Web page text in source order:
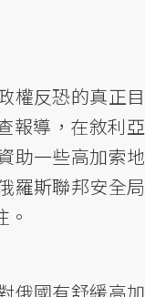
權反恐的真正目
報導，在敘利亞
助一些高加索地
羅斯聯邦安全局